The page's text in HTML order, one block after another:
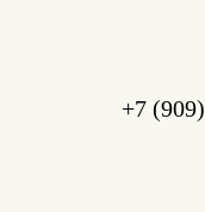
+7 (909)